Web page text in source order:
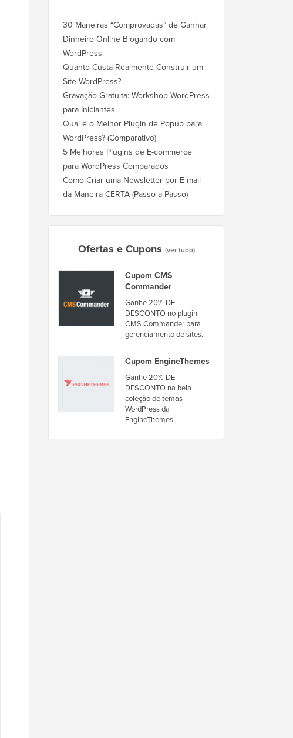
30 Maneiras “Comprovadas” de Ganhar
Dinheiro Online Blogando com
WordPress
Quanto Custa Realmente Construir um
Site WordPress?
Gravação Gratuita: Workshop WordPress
para Iniciantes
Qual é o Melhor Plugin de Popup para
WordPress? (Comparativo)
5 Melhores Plugins de E-commerce
para WordPress Comparados
Como Criar uma Newsletter por E-mail
da Maneira CERTA (Passo a Passo)
Ofertas e Cupons (ver tudo)
Cupom CMS
Commander
Ganhe 20% DE
DESCONTO no plugin
CMS Commander para
gerenciamento de sites.
Cupom EngineThemes
Ganhe 20% DE
DESCONTO na bela
coleção de temas
WordPress da
EngineThemes.